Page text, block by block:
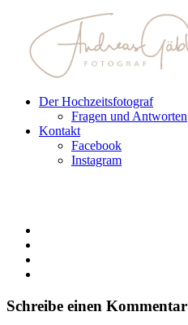
Der Hochzeitsfotograf
Fragen und Antworten
Kontakt
Facebook
Instagram
Schreibe einen Kommentar